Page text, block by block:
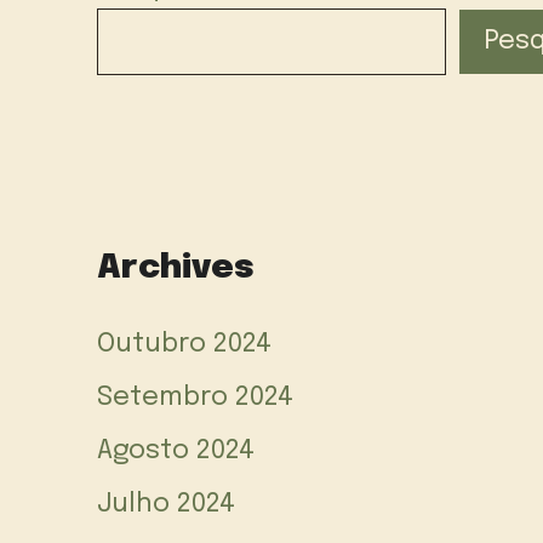
Archives
Outubro 2024
Setembro 2024
Agosto 2024
Julho 2024